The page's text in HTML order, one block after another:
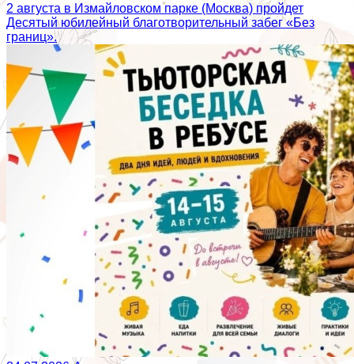
2 августа в Измайловском парке (Москва) пройдет
Десятый юбилейный благотворительный забег «Без
границ».